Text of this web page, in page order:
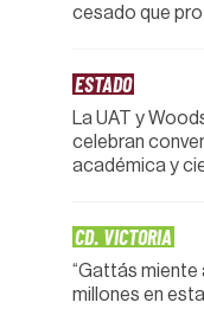
cesado que
ESTADO
La UAT y
celebran
académica y
CD. VICTORIA
“Gattás miente
millones en